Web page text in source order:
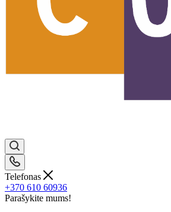
Telefonas
+370 610 60936
Parašykite mums!